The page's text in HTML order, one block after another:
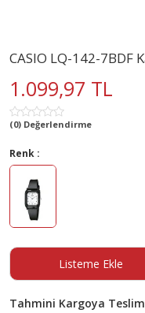
CASIO LQ-142-7BDF
1.099,97 TL
(0) Değerlendirme
Renk :
Listeme Ekle
Tahmini Kargoya